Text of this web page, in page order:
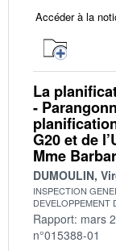
Accéder à la
La
-
G20 et de
Mme
DUMOULIN,
INSPECTION
DEVELOPPEMENT
Rapport: mars
n°015388-01